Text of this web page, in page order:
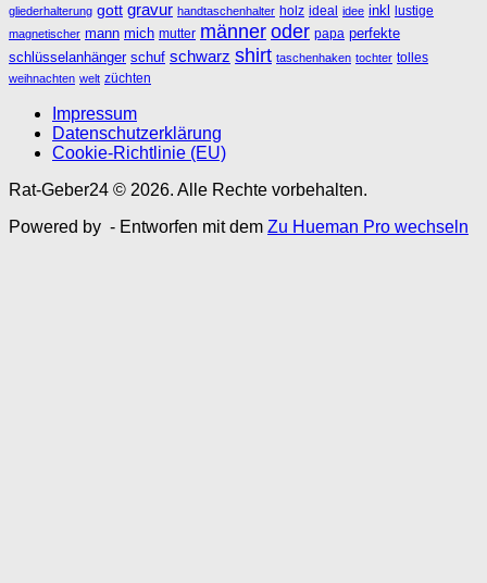
gliederhalterung gott gravur handtaschenhalter holz ideal idee inkl lustige
magnetischer mann mich mutter männeroder papa perfekte
schlüsselanhänger schuf schwarz shirt taschenhaken tochter tolles
weihnachten welt züchten
Impressum
Datenschutzerklärung
Cookie-Richtlinie (EU)
Rat-Geber24 © 2026. Alle Rechte vorbehalten.
Powered by - Entworfen mit dem Zu Hueman Pro wechseln